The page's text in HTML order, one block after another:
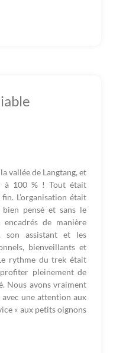
vallée de Langtang, et
à 100 % ! Tout était
L’organisation était
pensé et sans le
de manière
son assistant et les
bienveillants et
rythme du trek était
pleinement de
Nous avons vraiment
une attention aux
« aux petits oignons